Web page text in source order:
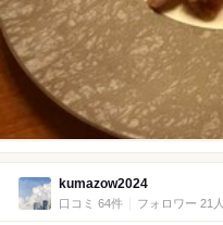
kumazow2024
口コミ 64件 フォロワー 21人